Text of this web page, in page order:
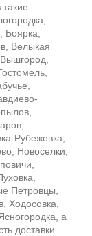
Велыкая
Рубежевка,
Новоселки,
Петровцы,
Ходосовка,
а
доставки